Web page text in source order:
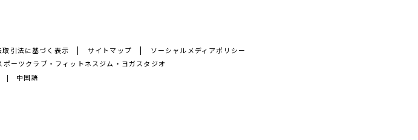
取引法に基づく表示 サイトマップ
ソーシャルメディアポリシー
ーツクラブ・フィットネスジム・ヨガスタジオ
中国語